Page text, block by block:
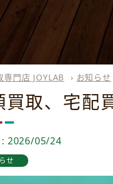
専門店 JOYLAB › お知らせ
買取、宅配
: 2026/05/24
せ